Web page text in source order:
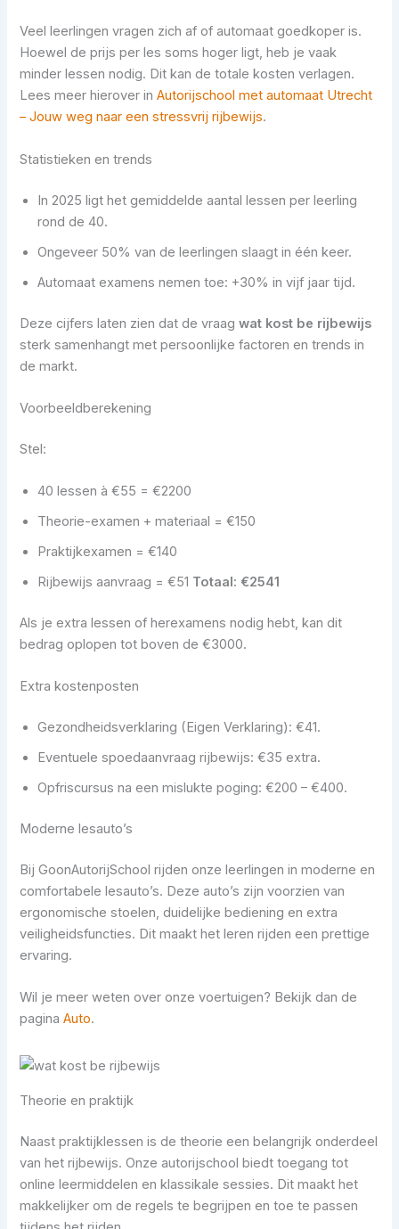
Veel leerlingen vragen zich af of automaat goedkoper is.
Hoewel de prijs per les soms hoger ligt, heb je vaak
minder lessen nodig. Dit kan de totale kosten verlagen.
Lees meer hierover inAutorijschool met automaat Utrecht
– Jouw weg naar een stressvrij rijbewijs.
Statistieken en trends
In 2025 ligt het gemiddelde aantal lessen per leerling
rond de 40.
Ongeveer 50% van de leerlingen slaagt in één keer.
Automaat examens nemen toe: +30% in vijf jaar tijd.
Deze cijfers laten zien dat de vraagwat kost be rijbewijs
sterk samenhangt met persoonlijke factoren en trends in
de markt.
Voorbeeldberekening
Stel:
40 lessen à €55 = €2200
Theorie-examen + materiaal = €150
Praktijkexamen = €140
Rijbewijs aanvraag = €51 Totaal: €2541
Als je extra lessen of herexamens nodig hebt, kan dit
bedrag oplopen tot boven de €3000.
Extra kostenposten
Gezondheidsverklaring (Eigen Verklaring): €41.
Eventuele spoedaanvraag rijbewijs: €35 extra.
Opfriscursus na een mislukte poging: €200 – €400.
Moderne lesauto’s
Bij GoonAutorijSchool rijden onze leerlingen in moderne en
comfortabele lesauto’s. Deze auto’s zijn voorzien van
ergonomische stoelen, duidelijke bediening en extra
veiligheidsfuncties. Dit maakt het leren rijden een prettige
ervaring.
Wil je meer weten over onze voertuigen? Bekijk dan de
paginaAuto.
Theorie en praktijk
Naast praktijklessen is de theorie een belangrijk onderdeel
van het rijbewijs. Onze autorijschool biedt toegang tot
online leermiddelen en klassikale sessies. Dit maakt het
makkelijker om de regels te begrijpen en toe te passen